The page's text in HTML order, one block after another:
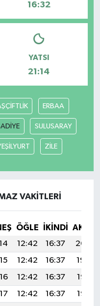
16:32
YATSI
21:14
ERBAA
SULUSARAY
ZİLE
VAKITLERI
ÖĞLE İKINDI
12:42 16:37
20:00
12:42 16:37
19:59
12:42 16:37
19:58
12:42 16:37
19:57